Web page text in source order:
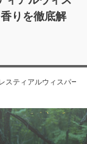
りを徹底解
スティアルウィスパー